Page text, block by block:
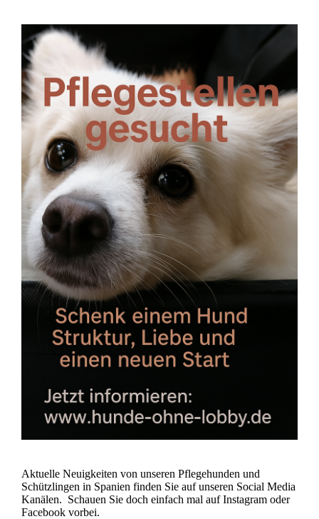
Aktuelle Neuigkeiten von unseren Pflegehunden und
Schützlingen in Spanien finden Sie auf unseren Social Media
Kanälen. Schauen Sie doch einfach mal auf Instagram oder
Facebook vorbei.